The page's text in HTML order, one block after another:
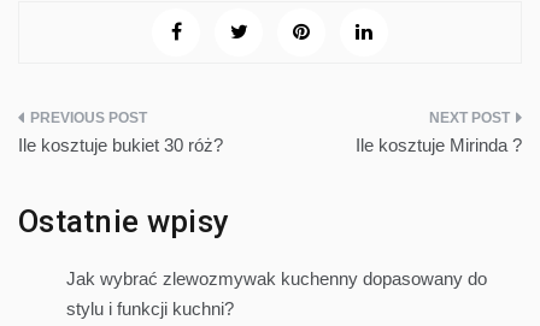
Nawigacja
Ile kosztuje bukiet 30 róż? Ile kosztuje Mirinda ?
Ostatnie wpisy
Jak wybrać zlewozmywak kuchenny dopasowany do
stylu i funkcji kuchni?